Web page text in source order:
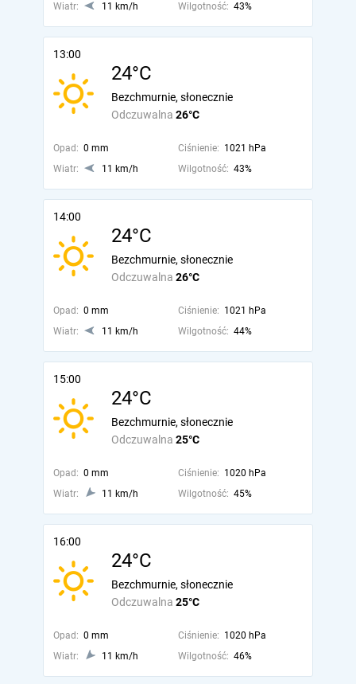
Wiatr:
11 km/h Wilgotność: 43%
13:00
24°C
Odczuwalna 26°C
Bezchmurnie, słonecznie
Opad: 0 mm Ciśnienie: 1021 hPa
Wiatr:
11 km/h Wilgotność: 43%
14:00
24°C
Odczuwalna 26°C
Bezchmurnie, słonecznie
Opad: 0 mm Ciśnienie: 1021 hPa
Wiatr:
11 km/h Wilgotność: 44%
15:00
24°C
Odczuwalna 25°C
Bezchmurnie, słonecznie
Opad: 0 mm Ciśnienie: 1020 hPa
Wiatr:
11 km/h Wilgotność: 45%
16:00
24°C
Odczuwalna 25°C
Bezchmurnie, słonecznie
Opad: 0 mm Ciśnienie: 1020 hPa
Wiatr:
11 km/h Wilgotność: 46%